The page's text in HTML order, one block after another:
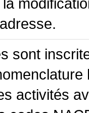
sont
activités